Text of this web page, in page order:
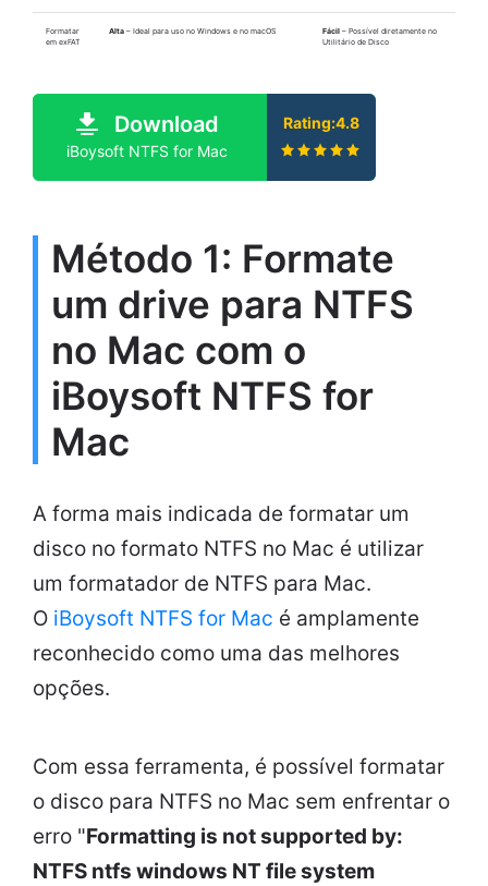
Formatar
em exFAT
Alta – Ideal para uso no Windows e no macOS Fácil – Possível diretamente no
Utilitário de Disco
Download
iBoysoft NTFS for Mac
Rating:4.8
Método 1: Formate
um drive para NTFS
no Mac com o
iBoysoft NTFS for
Mac
A forma mais indicada de formatar um
disco no formato NTFS no Mac é utilizar
um formatador de NTFS para Mac.
O iBoysoft NTFS for Mac é amplamente
reconhecido como uma das melhores
opções.
Com essa ferramenta, é possível formatar
o disco para NTFS no Mac sem enfrentar o
erro "Formatting is not supported by:
NTFS ntfs windows NT file system